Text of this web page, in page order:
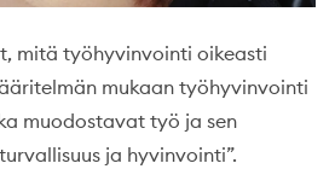
mitä työhyvinvointi oikeasti
mukaan työhyvinvointi
muodostavat työ ja sen
ja hyvinvointi”.